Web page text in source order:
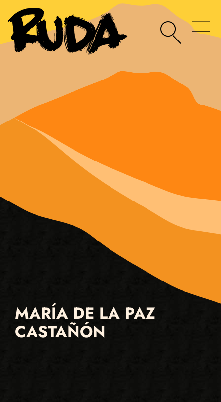
MARÍA DE LA PAZ
CASTAÑÓN